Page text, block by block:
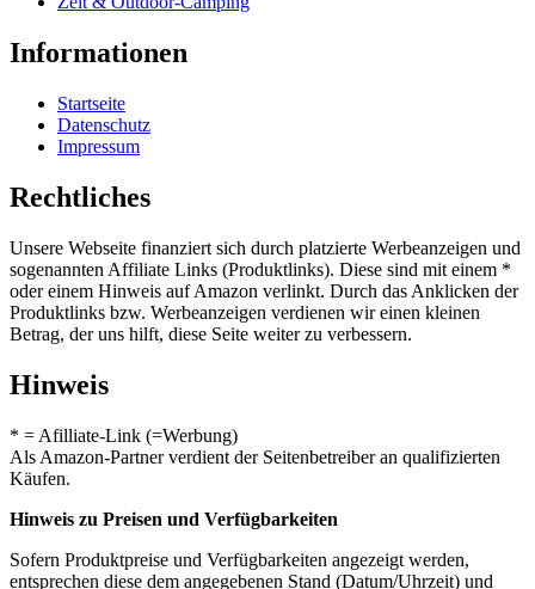
Informationen
Startseite
Datenschutz
Impressum
Rechtliches
Unsere Webseite finanziert sich durch platzierte Werbeanzeigen und
sogenannten Affiliate Links (Produktlinks). Diese sind mit einem *
oder einem Hinweis auf Amazon verlinkt. Durch das Anklicken der
Produktlinks bzw. Werbeanzeigen verdienen wir einen kleinen
Betrag, der uns hilft, diese Seite weiter zu verbessern.
Hinweis
* = Afilliate-Link (=Werbung)
Als Amazon-Partner verdient der Seitenbetreiber an qualifizierten
Käufen.
Hinweis zu Preisen und Verfügbarkeiten
Sofern Produktpreise und Verfügbarkeiten angezeigt werden,
entsprechen diese dem angegebenen Stand (Datum/Uhrzeit) und